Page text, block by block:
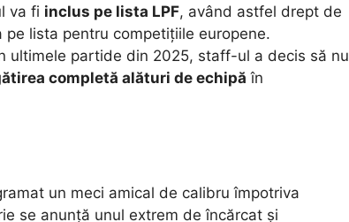
va fi inclus pe lista LPF, având astfel drept de
lista pentru competițiile europene.
ultimele partide din 2025, staff-ul a decis să nu
completă alături de echipă în
un meci amical de calibru împotriva
se anunță unul extrem de încărcat și